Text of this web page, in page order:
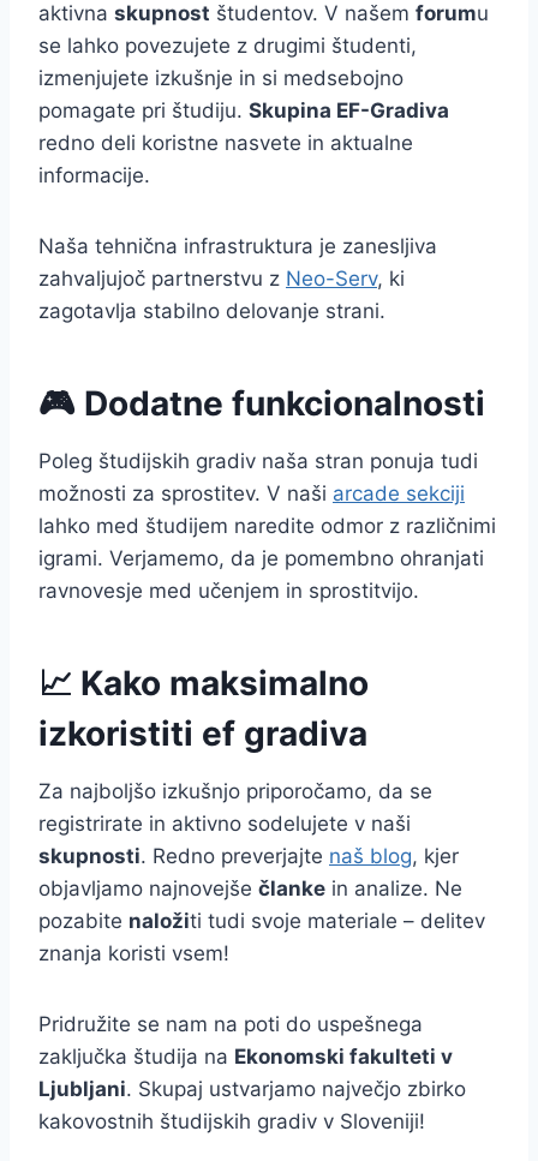
aktivna skupnost študentov. V našem forumu
se lahko povezujete z drugimi študenti,
izmenjujete izkušnje in si medsebojno
pomagate pri študiju. Skupina EF-Gradiva
redno deli koristne nasvete in aktualne
informacije.
Naša tehnična infrastruktura je zanesljiva
zahvaljujoč partnerstvu z Neo-Serv, ki
zagotavlja stabilno delovanje strani.
🎮 Dodatne funkcionalnosti
Poleg študijskih gradiv naša stran ponuja tudi
možnosti za sprostitev. V naši arcade sekciji
lahko med študijem naredite odmor z različnimi
igrami. Verjamemo, da je pomembno ohranjati
ravnovesje med učenjem in sprostitvijo.
📈 Kako maksimalno
izkoristiti ef gradiva
Za najboljšo izkušnjo priporočamo, da se
registrirate in aktivno sodelujete v naši
skupnosti. Redno preverjajte naš blog, kjer
objavljamo najnovejše članke in analize. Ne
pozabite naložiti tudi svoje materiale – delitev
znanja koristi vsem!
Pridružite se nam na poti do uspešnega
zaključka študija na Ekonomski fakulteti v
Ljubljani. Skupaj ustvarjamo največjo zbirko
kakovostnih študijskih gradiv v Sloveniji!